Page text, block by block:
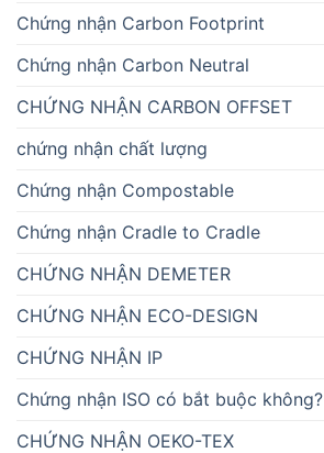
Chứng nhận Carbon Footprint
Chứng nhận Carbon Neutral
CHỨNG NHẬN CARBON OFFSET
chứng nhận chất lượng
Chứng nhận Compostable
Chứng nhận Cradle to Cradle
CHỨNG NHẬN DEMETER
CHỨNG NHẬN ECO-DESIGN
CHỨNG NHẬN IP
Chứng nhận ISO có bắt buộc không?
CHỨNG NHẬN OEKO-TEX